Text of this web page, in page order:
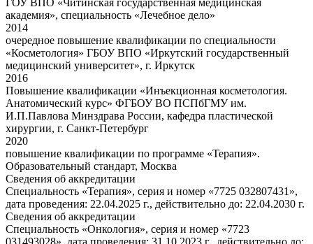
ГОУ ВПО «Читинская государственная медицинская
академия», специальность «Лечебное дело»
2014
очередное повышение квалификации по специальности
«Косметология» ГБОУ ВПО «Иркутский государственный
медицинский университет», г. Иркутск
2016
Повышение квалификации «Инъекционная косметология.
Анатомический курс» ФГБОУ ВО ПСПбГМУ им.
И.П.Павлова Минздрава России, кафедра пластической
хирургии, г. Санкт-Петербург
2020
повышение квалификации по программе «Терапия».
Образовательный стандарт, Москва
Сведения об аккредитации
Специальность «Терапия», серия и номер «7725 032807431»,
дата проведения: 22.04.2025 г., действительно до: 22.04.2030 г.
Сведения об аккредитации
Специальность «Онкология», серия и номер «7723